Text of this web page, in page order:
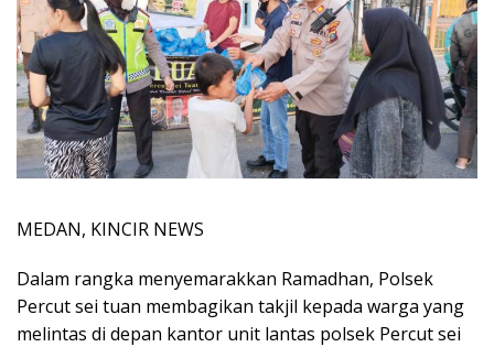
MEDAN, KINCIR NEWS
Dalam rangka menyemarakkan Ramadhan, Polsek
Percut sei tuan membagikan takjil kepada warga yang
melintas di depan kantor unit lantas polsek Percut sei